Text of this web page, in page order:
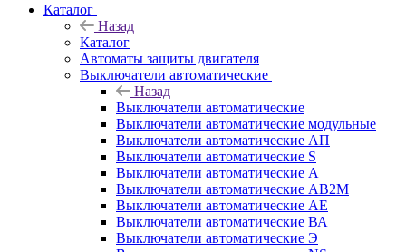
Каталог
Назад
Каталог
Автоматы защиты двигателя
Выключатели автоматические
Назад
Выключатели автоматические
Выключатели автоматические модульные
Выключатели автоматические АП
Выключатели автоматические S
Выключатели автоматические А
Выключатели автоматические АВ2М
Выключатели автоматические АЕ
Выключатели автоматические ВА
Выключатели автоматические Э